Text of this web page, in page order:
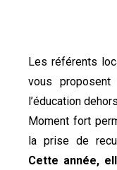
Les référents
vous
l’éducation
Moment fort
la prise de
Cette année,